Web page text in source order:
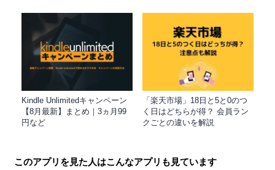
Kindle Unlimitedキャンペーン
【8月最新】まとめ｜3ヵ月99
円など
「楽天市場」18日と5と0のつ
く日はどちらが得？ 会員ラン
クごとの違いを解説
このアプリを見た人はこんなアプリも見ています